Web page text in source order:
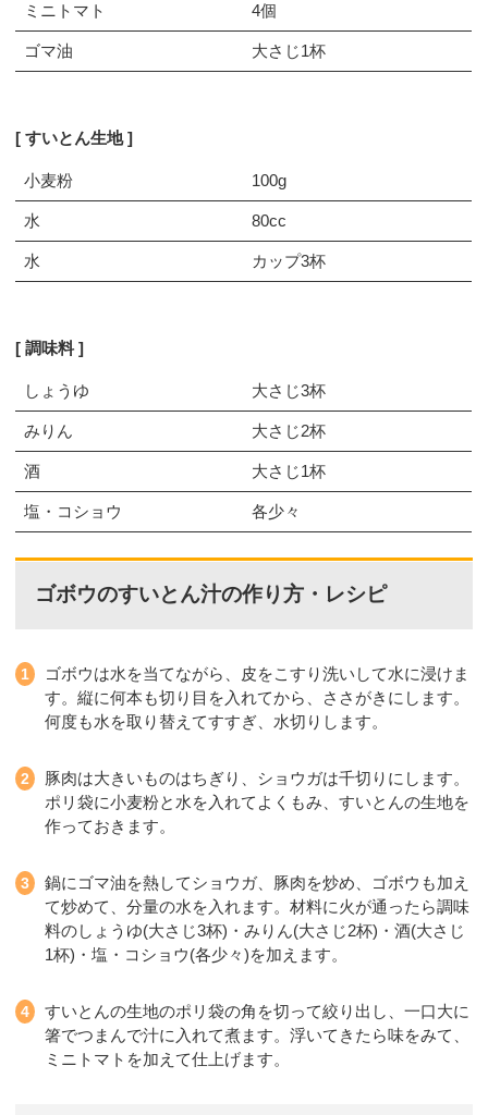
ミニトマト 4個
ゴマ油 大さじ1杯
すいとん生地
小麦粉 100g
水 80cc
水 カップ3杯
調味料
しょうゆ 大さじ3杯
みりん 大さじ2杯
酒 大さじ1杯
塩・コショウ 各少々
ゴボウのすいとん汁の作り方・レシピ
ゴボウは水を当てながら、皮をこすり洗いして水に浸けま
す。縦に何本も切り目を入れてから、ささがきにします。
何度も水を取り替えてすすぎ、水切りします。
豚肉は大きいものはちぎり、ショウガは千切りにします。
ポリ袋に小麦粉と水を入れてよくもみ、すいとんの生地を
作っておきます。
鍋にゴマ油を熱してショウガ、豚肉を炒め、ゴボウも加え
て炒めて、分量の水を入れます。材料に火が通ったら調味
料のしょうゆ(大さじ3杯)・みりん(大さじ2杯)・酒(大さじ
1杯)・塩・コショウ(各少々)を加えます。
すいとんの生地のポリ袋の角を切って絞り出し、一口大に
箸でつまんで汁に入れて煮ます。浮いてきたら味をみて、
ミニトマトを加えて仕上げます。